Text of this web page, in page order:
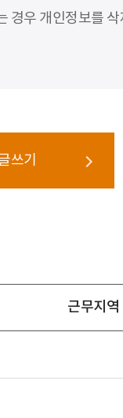
경우 개인정보를
쓰기
근무지역